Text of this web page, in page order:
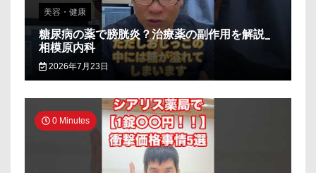
美容・健康
糖尿病の薬で膀胱炎？治療薬の副作用を解説_
相模原内科
2026年7月23日
0 Minutes